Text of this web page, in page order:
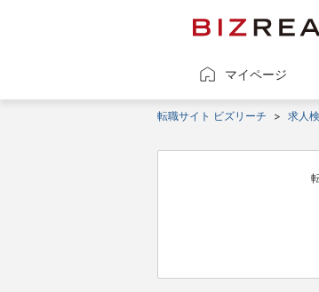
マイページ
転職サイト ビズリーチ > 求人